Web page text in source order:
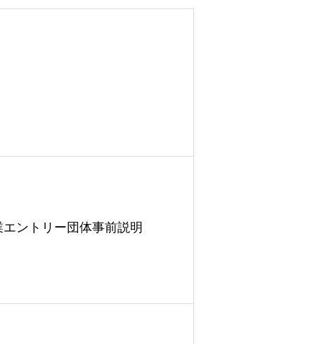
ントリー団体事前説明